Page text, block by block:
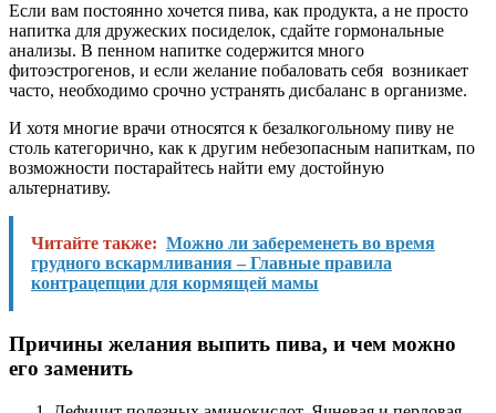
Если вам постоянно хочется пива, как продукта, а не просто
напитка для дружеских посиделок, сдайте гормональные
анализы. В пенном напитке содержится много
фитоэстрогенов, и если желание побаловать себя возникает
часто, необходимо срочно устранять дисбаланс в организме.
И хотя многие врачи относятся к безалкогольному пиву не
столь категорично, как к другим небезопасным напиткам, по
возможности постарайтесь найти ему достойную
альтернативу.
Читайте также: Можно ли забеременеть во время
грудного вскармливания – Главные правила
контрацепции для кормящей мамы
Причины желания выпить пива, и чем можно
его заменить